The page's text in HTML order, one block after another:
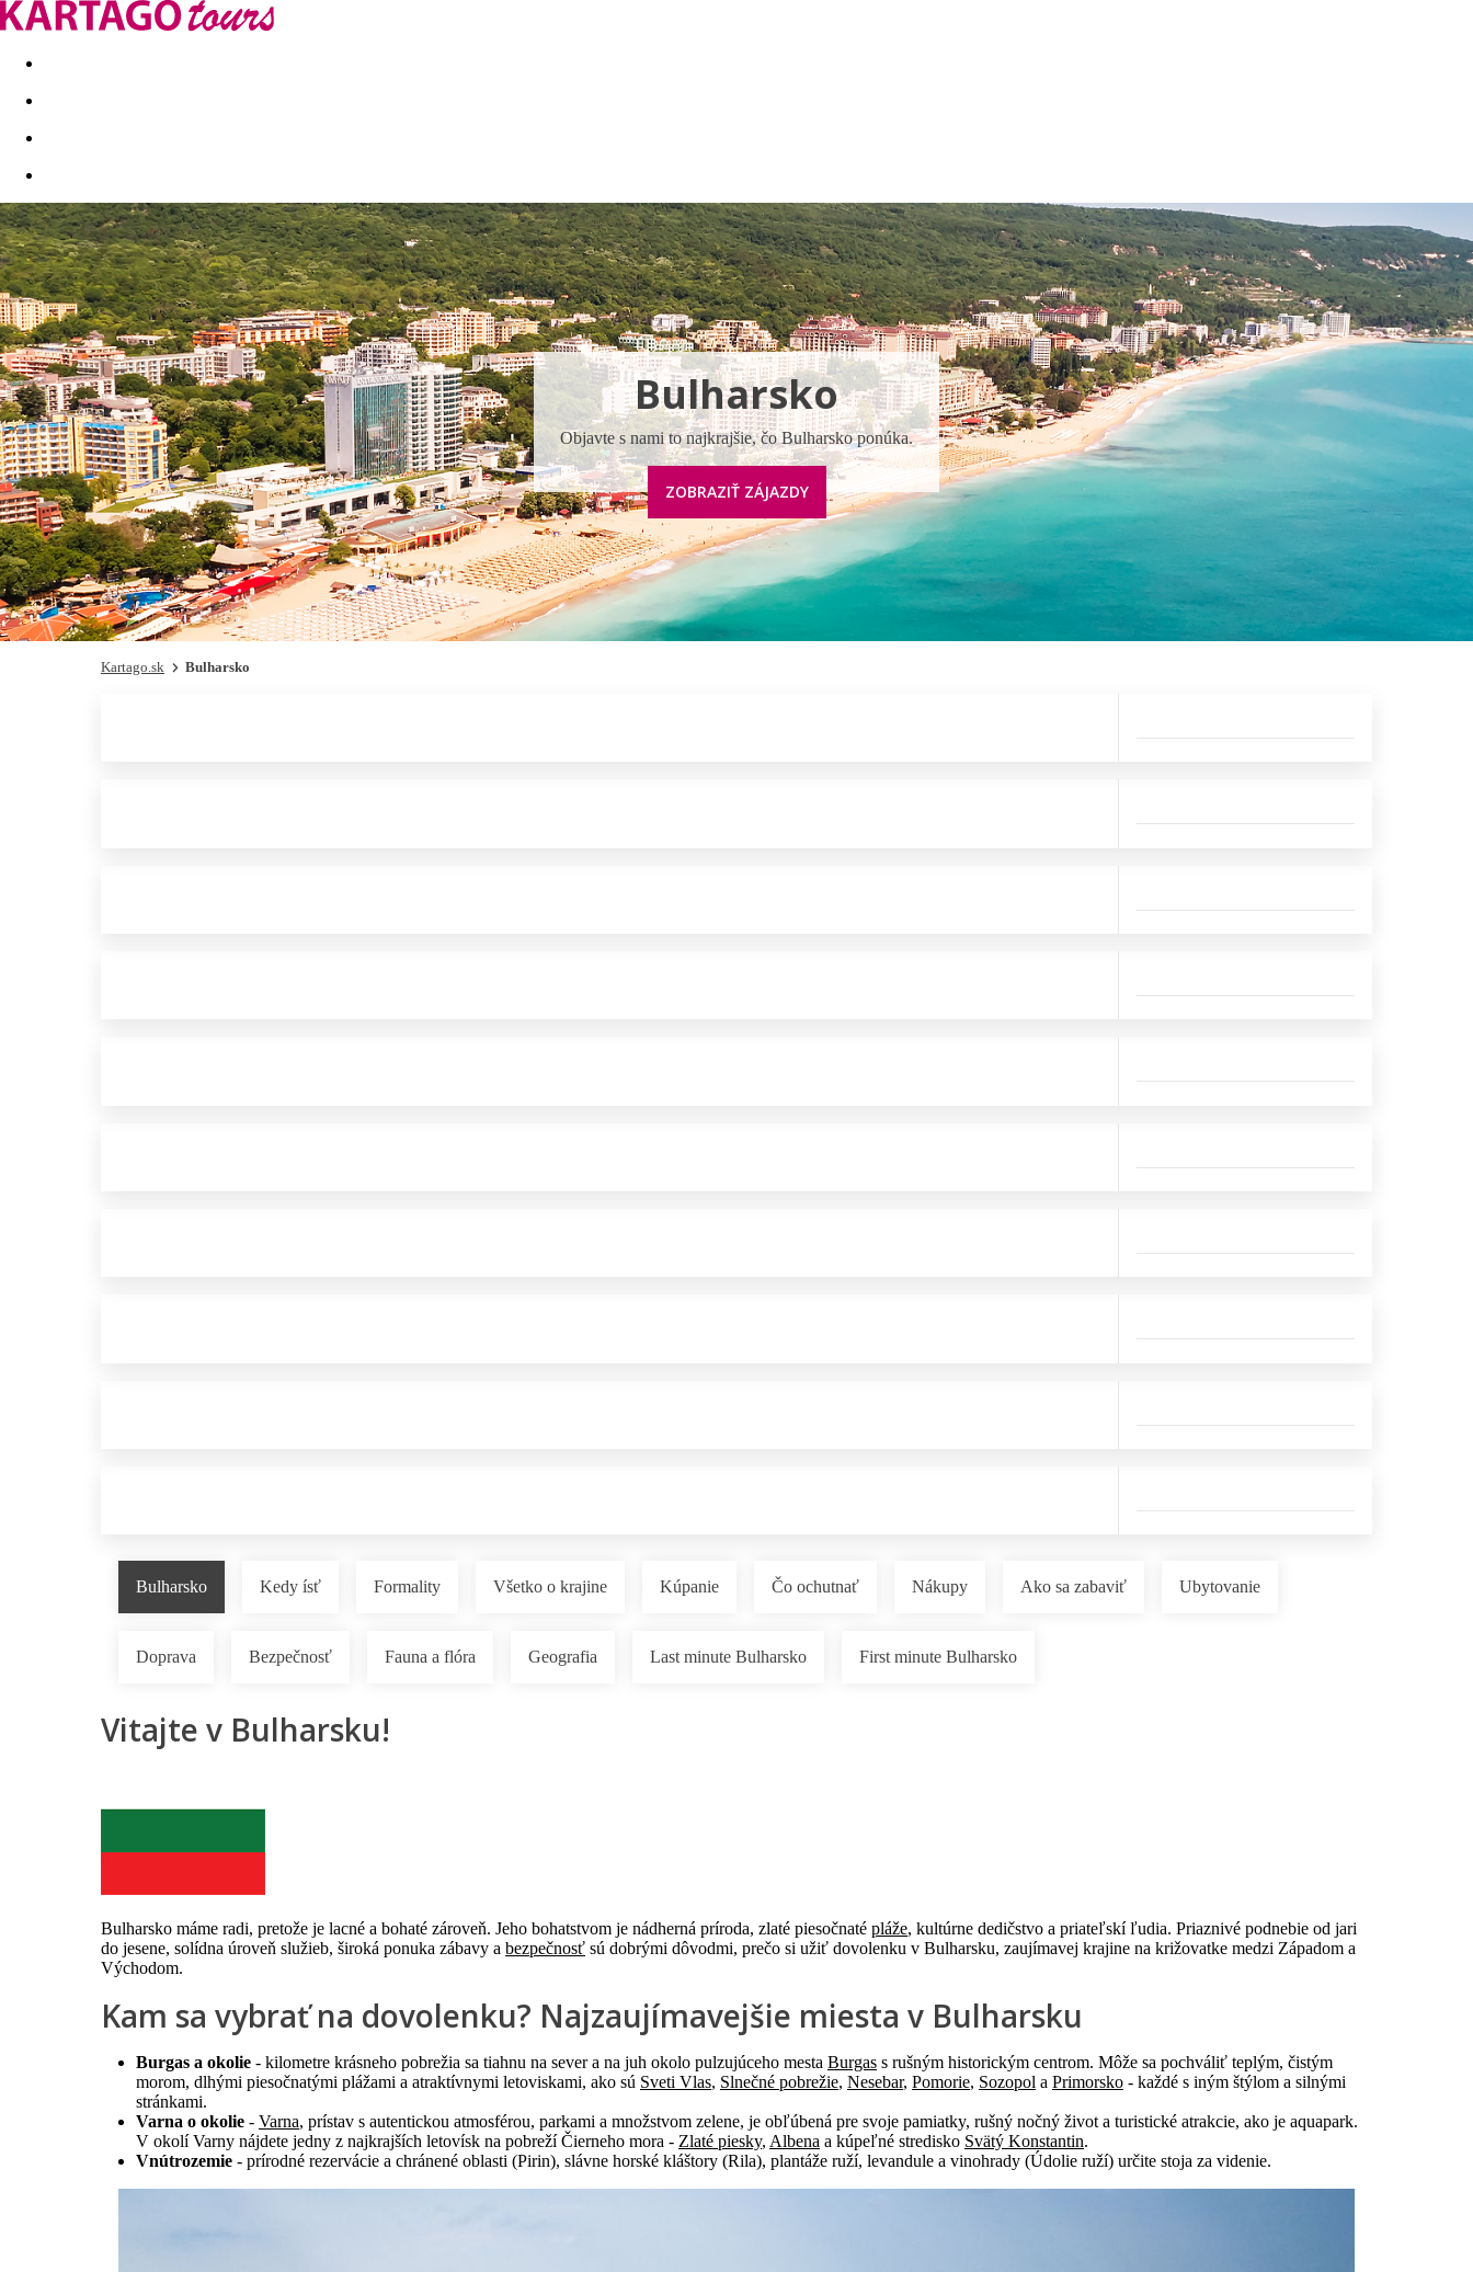
Last minute Dovolenkové kluby
Bulharsko
Objavte s nami to najkrajšie, čo Bulharsko ponúka.
ZOBRAZIŤ ZÁJAZDY
Kartago.sk Bulharsko
Bulharsko Kedy ísť Formality Všetko o krajine Kúpanie Čo ochutnať Nákupy Ako sa zabaviť Ubytovanie
Doprava Bezpečnosť Fauna a flóra Geografia Last minute Bulharsko First minute Bulharsko
Vitajte v Bulharsku!
Bulharsko máme radi, pretože je lacné a bohaté zároveň. Jeho bohatstvom je nádherná príroda, zlaté piesočnaté pláže, kultúrne dedičstvo a priateľskí ľudia. Priaznivé podnebie od jari
do jesene, solídna úroveň služieb, široká ponuka zábavy a bezpečnosť sú dobrými dôvodmi, prečo si užiť dovolenku v Bulharsku, zaujímavej krajine na križovatke medzi Západom a
Východom.
Kam sa vybrať na dovolenku? Najzaujímavejšie miesta v Bulharsku
Burgas a okolie - kilometre krásneho pobrežia sa tiahnu na sever a na juh okolo pulzujúceho mesta Burgas s rušným historickým centrom. Môže sa pochváliť teplým, čistým
morom, dlhými piesočnatými plážami a atraktívnymi letoviskami, ako sú Sveti Vlas, Slnečné pobrežie, Nesebar, Pomorie, Sozopol a Primorsko - každé s iným štýlom a silnými
stránkami.
Varna o okolie - Varna, prístav s autentickou atmosférou, parkami a množstvom zelene, je obľúbená pre svoje pamiatky, rušný nočný život a turistické atrakcie, ako je aquapark.
V okolí Varny nájdete jedny z najkrajších letovísk na pobreží Čierneho mora - Zlaté piesky, Albena a kúpeľné stredisko Svätý Konstantin.
Vnútrozemie - prírodné rezervácie a chránené oblasti (Pirin), slávne horské kláštory (Rila), plantáže ruží, levandule a vinohrady (Údolie ruží) určite stoja za videnie.